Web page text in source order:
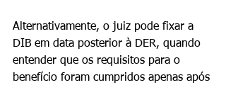
Alternativamente, o juiz pode fixar a
DIB em data posterior à DER, quando
entender que os requisitos para o
benefício foram cumpridos apenas após